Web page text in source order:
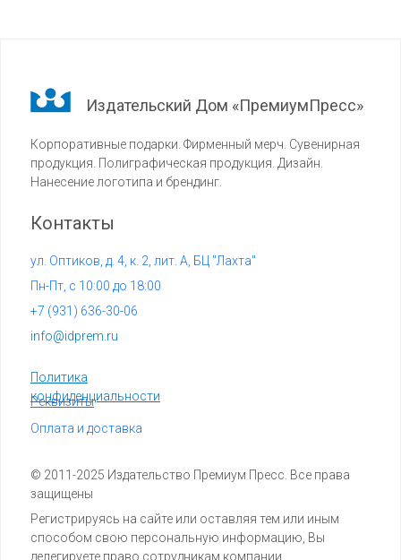
© 2011-2025 Издательство Премиум Пресс. Все права
защищены
Издательский Дом «ПремиумПресс»
Корпоративные подарки. Фирменный мерч. Сувенирная
продукция. Полиграфическая продукция. Дизайн.
Нанесение логотипа и брендинг.
Регистрируясь на сайте или оставляя тем или иным
способом свою персональную информацию, Вы
делегируете право сотрудникам компании
info@idprem.ru
Контакты
Политика
конфиденциальности
+7 (931) 636-30-06
Реквизиты
ул. Оптиков, д. 4, к. 2, лит. А, БЦ "Лахта"
Оплата и доставка
Пн-Пт, с 10:00 до 18:00